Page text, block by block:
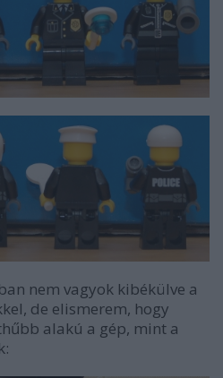
nem vagyok kibékülve a
de elismerem, hogy
alakú a gép, mint a